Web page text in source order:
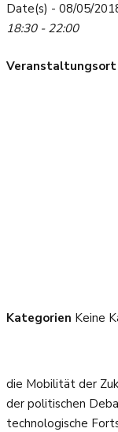
Date(s) - 08/05/
18:30 - 22:00
Veranstaltungsort
Kategorien Keine
die Mobilität der
der politischen
technologische